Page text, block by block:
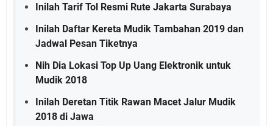
Inilah Tarif Tol Resmi Rute Jakarta Surabaya
Inilah Daftar Kereta Mudik Tambahan 2019 dan
Jadwal Pesan Tiketnya
Nih Dia Lokasi Top Up Uang Elektronik untuk
Mudik 2018
Inilah Deretan Titik Rawan Macet Jalur Mudik
2018 di Jawa